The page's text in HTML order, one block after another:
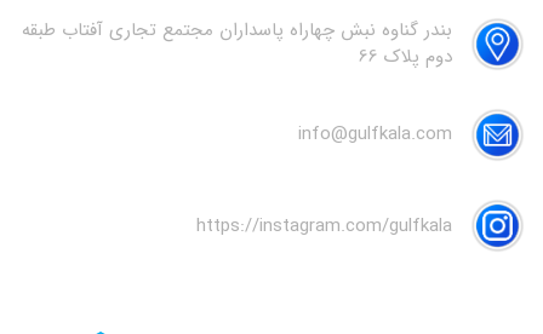
بندر گناوه نبش چهاراه پاسداران مجتمع تجاری آفتاب طبقه
دوم پلاک 66
info@gulfkala.com
https://instagram.com/gulfkala